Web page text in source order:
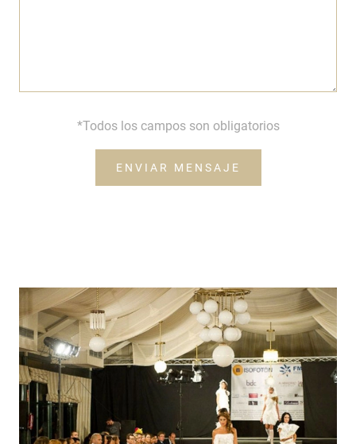
*Todos los campos son obligatorios
ENVIAR MENSAJE